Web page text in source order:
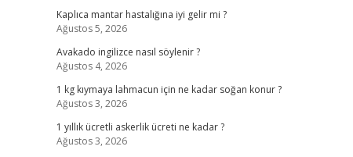
Kaplıca mantar hastalığına iyi gelir mi ?
Ağustos 5, 2026
Avakado ingilizce nasıl söylenir ?
Ağustos 4, 2026
1 kg kıymaya lahmacun için ne kadar soğan konur ?
Ağustos 3, 2026
1 yıllık ücretli askerlik ücreti ne kadar ?
Ağustos 3, 2026